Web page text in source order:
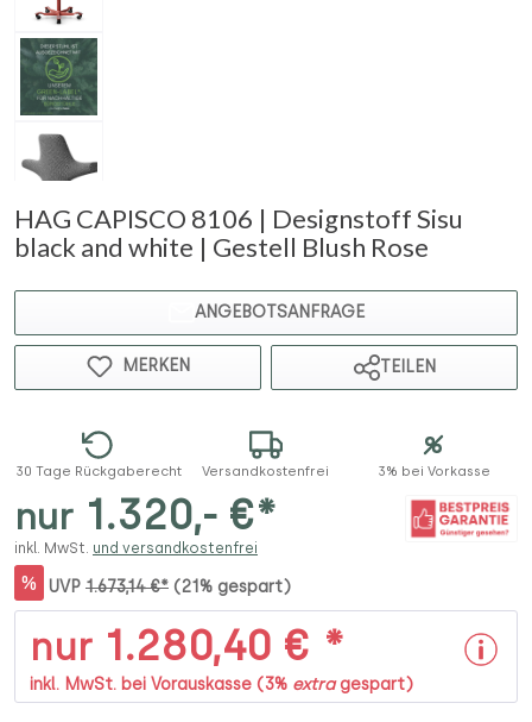
HAG CAPISCO 8106 | Designstoff Sisu
black and white | Gestell Blush Rose
ANGEBOTSANFRAGE
MERKEN TEILEN
30 Tage Rückgaberecht Versandkostenfrei 3% bei Vorkasse
nur 1.320,- €*
inkl. MwSt. und versandkostenfrei
% UVP 1.673,14 €* (21% gespart)
nur 1.280,40 € *
inkl. MwSt. bei Vorauskasse (3% extragespart)